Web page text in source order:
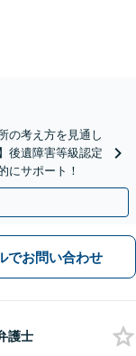
の考え方を見通し
後遺障害等級認定
にサポート！
でお問い合わせ
護士